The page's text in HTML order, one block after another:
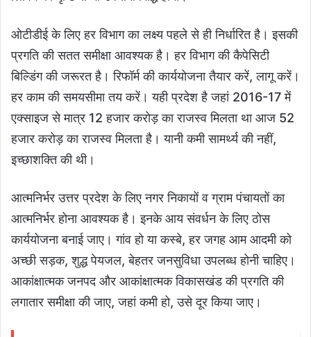
ओटीडीई के लिए हर विभाग का लक्ष्य पहले से ही निर्धारित है। इसकी
प्रगति की सतत समीक्षा आवश्यक है। हर विभाग की कैपेसिटी
बिल्डिंग की जरूरत है। रिफॉर्म की कार्ययोजना तैयार करें, लागू करें।
हर काम की समयसीमा तय करें। यही प्रदेश है जहां 2016-17 में
एक्साइज से मात्र 12 हजार करोड़ का राजस्व मिलता था आज 52
हजार करोड़ का राजस्व मिलता है। यानी कमी सामर्थ्य की नहीं,
इच्छाशक्ति की थी।
आत्मनिर्भर उत्तर प्रदेश के लिए नगर निकायों व ग्राम पंचायतों का
आत्मनिर्भर होना आवश्यक है। इनके आय संवर्धन के लिए ठोस
कार्ययोजना बनाई जाए। गांव हो या कस्बे, हर जगह आम आदमी को
अच्छी सड़क, शुद्ध पेयजल, बेहतर जनसुविधा उपलब्ध होनी चाहिए।
आकांक्षात्मक जनपद और आकांक्षात्मक विकासखंड की प्रगति की
लगातार समीक्षा की जाए, जहां कमी हो, उसे दूर किया जाए।